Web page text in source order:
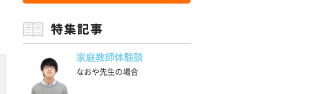
家庭教師体験談
なおや先生の場合